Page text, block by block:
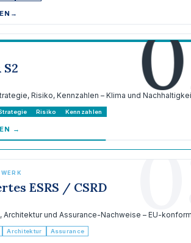
→
S2
Risiko, Kennzahlen – Klima und
Risiko Kennzahlen
→
ESRS / CSRD
Architektur und Assurance-Nachweise – EU-
Architektur Assurance